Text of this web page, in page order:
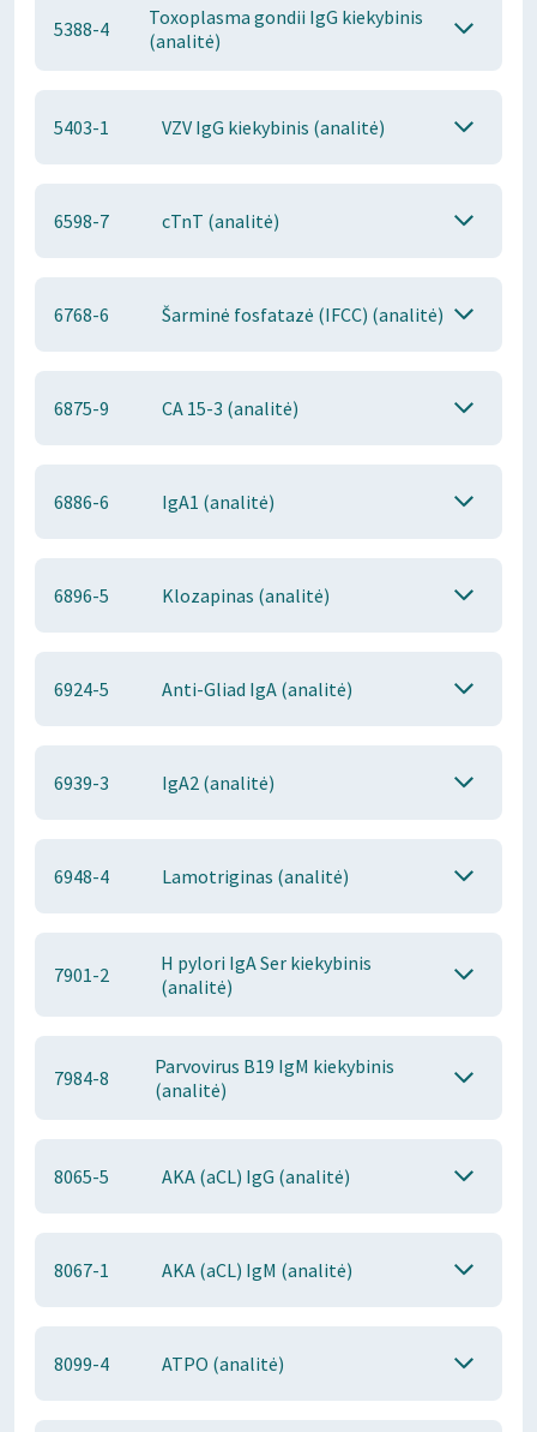
5388-4
Toxoplasma gondii IgG kiekybinis
(analitė)
5403-1 VZV IgG kiekybinis (analitė)
6598-7 cTnT (analitė)
6768-6 Šarminė fosfatazė (IFCC) (analitė)
6875-9 CA 15-3 (analitė)
6886-6 IgA1 (analitė)
6896-5 Klozapinas (analitė)
6924-5 Anti-Gliad IgA (analitė)
6939-3 IgA2 (analitė)
6948-4 Lamotriginas (analitė)
7901-2
H pylori IgA Ser kiekybinis
(analitė)
7984-8
Parvovirus B19 IgM kiekybinis
(analitė)
8065-5 AKA (aCL) IgG (analitė)
8067-1 AKA (aCL) IgM (analitė)
8099-4 ATPO (analitė)